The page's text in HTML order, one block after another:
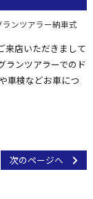
ランツアラー納車式
来店いただきまして
ランツアラーでのド
車検などお車につ
次のページへ